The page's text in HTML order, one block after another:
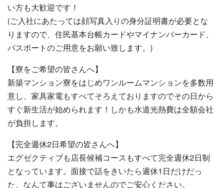
い方も大歓迎です！
(ご入社にあたっては顔写真入りの身分証明書が必要とな
りますので、住民基本台帳カードやマイナンバーカード、
パスポートのご用意をお願い致します。)
【寮をご希望の皆さんへ】
新築マンション寮をはじめワンルームマンションを多数用
意し、家具家電もすべてそろえておりますのでその日から
すぐ新生活が始められます！しかも水道光熱費は全額会社
が負担します。
【完全週休2日希望の皆さんへ】
エグゼクティブも店長候補コースもすべて完全週休2日制
となっています。面接で話をきいたら週休1日だけだっ
た、なんて事はございませんのでご安心ください。